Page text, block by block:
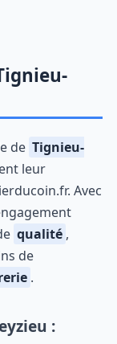
de Tignieu-
leur
Avec
qualité ,
de
.
: